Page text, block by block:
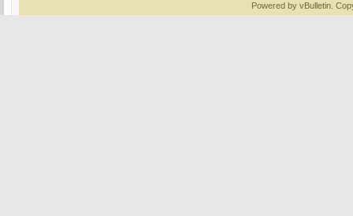
Powered by vBulletin.